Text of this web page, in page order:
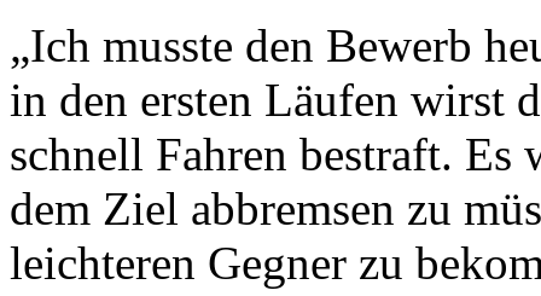
„Ich musste den Bewerb
in den ersten Läufen wirst
schnell Fahren bestraft. Es
dem Ziel abbremsen zu
leichteren Gegner zu